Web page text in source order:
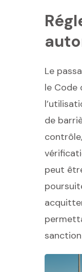
Le
le Code
de
peut